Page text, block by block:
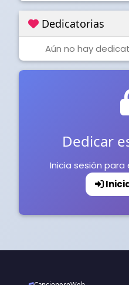
Dedicatorias
Aún no hay
Dedicar
Inicia sesión